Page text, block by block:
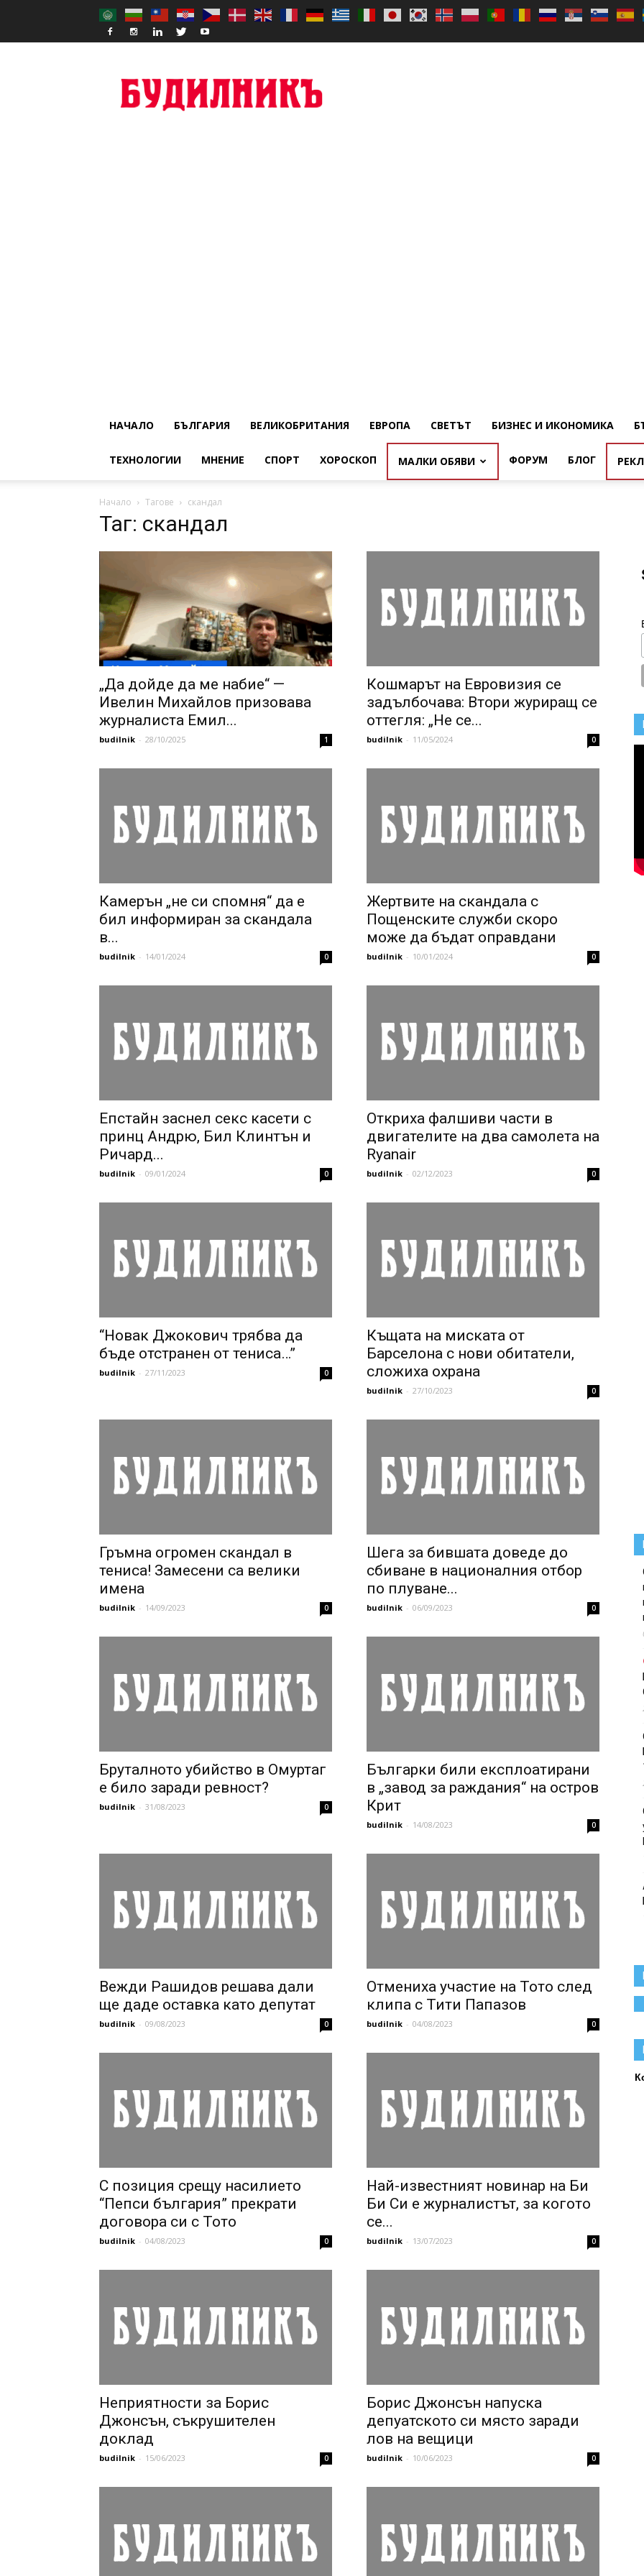
НАЧАЛО БЪЛГАРИЯ ВЕЛИКОБРИТАНИЯ ЕВРОПА СВЕТЪТ БИЗНЕС И ИКОНОМИКА
ТЕХНОЛОГИИ МНЕНИЕ СПОРТ ХОРОСКОП МАЛКИ ОБЯВИ ФОРУМ БЛОГ
Начало Тагове скандал
Таг: скандал
„Да дойде да ме набие“ —
Ивелин Михайлов призовава
журналиста Емил...
budilnik - 28/10/2025 1
Кошмарът на Евровизия се
задълбочава: Втори журиращ се
оттегля: „Не се...
budilnik - 11/05/2024 0
Камерън „не си спомня“ да е
бил информиран за скандала
в...
budilnik - 14/01/2024 0
Жертвите на скандала с
Пощенските служби скоро
може да бъдат оправдани
budilnik - 10/01/2024 0
Епстайн заснел секс касети с
принц Андрю, Бил Клинтън и
Ричард...
budilnik - 09/01/2024 0
Откриха фалшиви части в
двигателите на два самолета на
Ryanair
budilnik - 02/12/2023 0
“Новак Джокович трябва да
бъде отстранен от тениса…”
budilnik - 27/11/2023 0
Къщата на миската от
Барселона с нови обитатели,
сложиха охрана
budilnik - 27/10/2023 0
Гръмна огромен скандал в
тениса! Замесени са велики
имена
budilnik - 14/09/2023 0
Шега за бившата доведе до
сбиване в националния отбор
по плуване...
budilnik - 06/09/2023 0
Бруталното убийство в Омуртаг
е било заради ревност?
budilnik - 31/08/2023 0
Българки били експлоатирани
в „завод за раждания“ на остров
Крит
budilnik - 14/08/2023 0
Вежди Рашидов решава дали
ще даде оставка като депутат
budilnik - 09/08/2023 0
Отмениха участие на Тото след
клипа с Тити Папазов
budilnik - 04/08/2023 0
С позиция срещу насилието
“Пепси българия” прекрати
договора си с Тото
budilnik - 04/08/2023 0
Най-известният новинар на Би
Би Си е журналистът, за когото
се...
budilnik - 13/07/2023 0
Неприятности за Борис
Джонсън, съкрушителен
доклад
budilnik - 15/06/2023 0
Борис Джонсън напуска
депуатското си място заради
лов на вещици
budilnik - 10/06/2023 0